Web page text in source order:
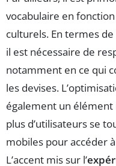
vocabulaire en
culturels. En termes de
il est nécessaire de
notamment en ce qui
les devises.
également un élément
plus d’utilisateurs se
mobiles pour accéder
L’accent mis sur l’